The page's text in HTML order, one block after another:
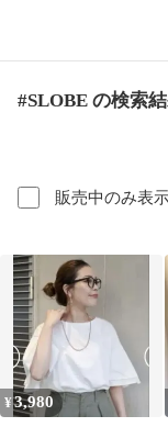
#SLOBE の検索
販売中のみ表
¥3,980